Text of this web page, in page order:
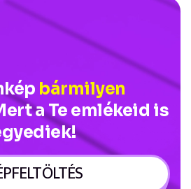
bármilyen
a Te emlékeid is